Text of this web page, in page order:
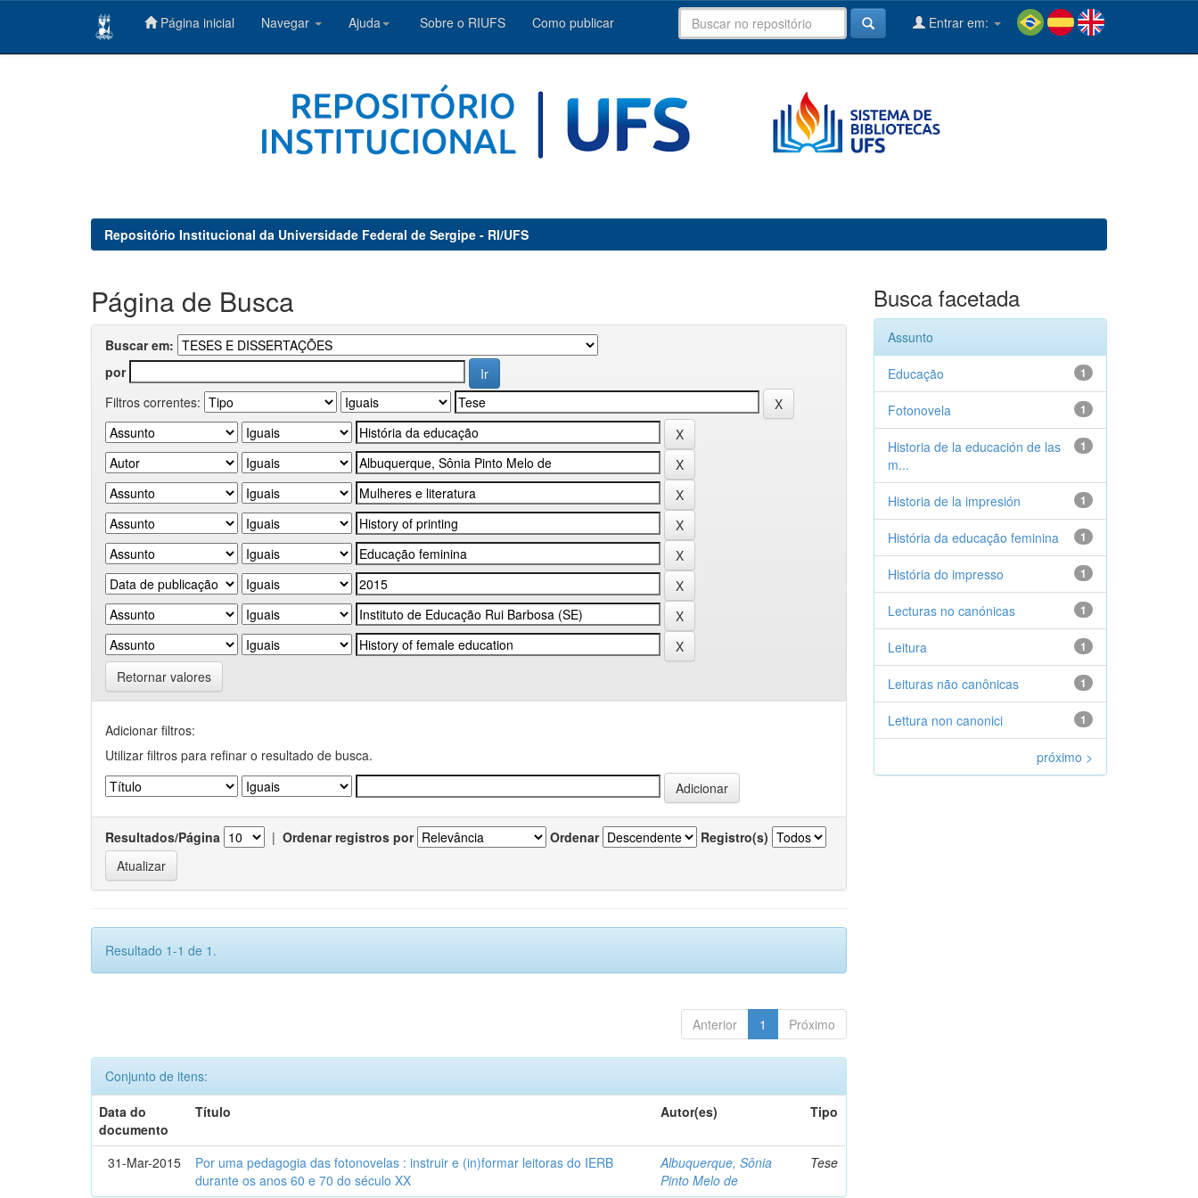
Página inicial Navegar Ajuda Sobre o RIUFS Como publicar Entrar em:
Repositório Institucional da Universidade Federal de Sergipe - RI/UFS
Página de Busca
Buscar em:
por
Filtros correntes:
Retornar valores
Adicionar filtros:
Utilizar filtros para refinar o resultado de busca.
Resultados/Página | Ordenar registros por Ordenar Registro(s)
Resultado 1-1 de 1.
Anterior 1 Próximo
Conjunto de itens:
Data do
documento
Título Autor(es) Tipo
31-Mar-2015
Por uma pedagogia das fotonovelas : instruir e (in)formar leitoras do IERB
durante os anos 60 e 70 do século XX
Albuquerque, Sônia
Pinto Melo de
Tese
Busca facetada
Assunto
1
Educação
1
Fotonovela
1
Historia de la educación de las
m...
1
Historia de la impresión
1
História da educação feminina
1
História do impresso
1
Lecturas no canónicas
1
Leitura
1
Leituras não canônicas
1
Lettura non canonici
próximo >